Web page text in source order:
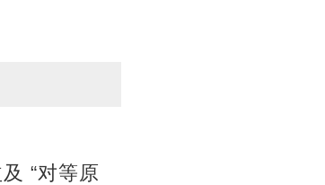
“对等原